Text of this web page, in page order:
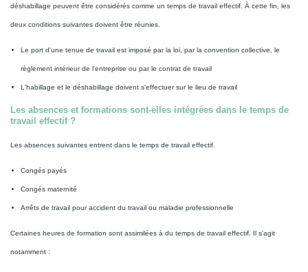
déshabillage peuvent être considérés comme un temps de travail effectif. À cette fin, les
deux conditions suivantes doivent être réunies.
Le port d'une tenue de travail est imposé par la loi, par la convention collective, le
règlement intérieur de l'entreprise ou par le contrat de travail
L'habillage et le déshabillage doivent s'effectuer sur le lieu de travail
Les absences et formations sont-elles intégrées dans le temps de
travail effectif ?
Les absences suivantes entrent dans le temps de travail effectif.
Congés payés
Congés maternité
Arrêts de travail pour accident du travail ou maladie professionnelle
Certaines heures de formation sont assimilées à du temps de travail effectif. Il s'agit
notamment :